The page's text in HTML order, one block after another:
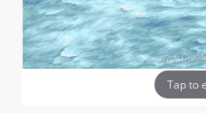
Tap to